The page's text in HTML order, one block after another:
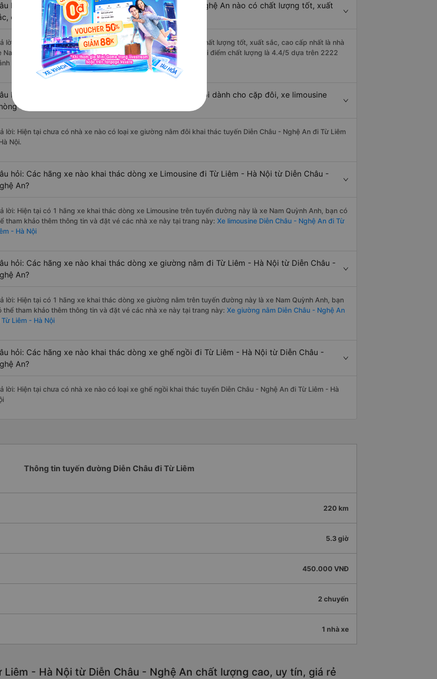
hỏi: Review xe đi Từ Liêm - Hà Nội từ Diễn Châu - Nghệ An nào có chất lượng tốt, xuất
cao cấp nhất?
lời: Những hãng xe đi Diễn Châu - Nghệ An Từ Liêm - Hà Nội chất lượng tốt, xuất sắc, cao cấp nhất là nhà
Nam Quỳnh Anh đi Từ Liêm - Hà Nội từ Diễn Châu - Nghệ An với điểm chất lượng là 4.4/5 dựa trên 2222
giá của khách hàng).
hỏi: Có loại xe Diễn Châu - Nghệ An Từ Liêm - Hà Nội dành cho cặp đôi, xe limousine
đôi không?
lời: Hiện tại chưa có nhà xe nào có loại xe giường nằm đôi khai thác tuyến Diễn Châu - Nghệ An đi Từ Liêm
Nội.
hỏi: Các hãng xe nào khai thác dòng xe Limousine đi Từ Liêm - Hà Nội từ Diễn Châu -
An?
lời: Hiện tại có 1 hãng xe khai thác dòng xe Limousine trên tuyến đường này là xe Nam Quỳnh Anh, bạn có
tham khảo thêm thông tin và đặt vé các nhà xe này tại trang này: Xe limousine Diễn Châu - Nghệ An đi Từ
- Hà Nội
hỏi: Các hãng xe nào khai thác dòng xe giường nằm đi Từ Liêm - Hà Nội từ Diễn Châu -
An?
lời: Hiện tại có 1 hãng xe khai thác dòng xe giường nằm trên tuyến đường này là xe Nam Quỳnh Anh, bạn
thể tham khảo thêm thông tin và đặt vé các nhà xe này tại trang này: Xe giường nằm Diễn Châu - Nghệ An
Liêm - Hà Nội
hỏi: Các hãng xe nào khai thác dòng xe ghế ngồi đi Từ Liêm - Hà Nội từ Diễn Châu -
An?
lời: Hiện tại chưa có nhà xe nào có loại xe ghế ngồi khai thác tuyến Diễn Châu - Nghệ An đi Từ Liêm - Hà
Thông tin tuyến đường Diễn Châu đi Từ Liêm
220 km
5.3 giờ
450.000 VNĐ
2 chuyến
1 nhà xe
Liêm - Hà Nội từ Diễn Châu - Nghệ An chất lượng cao, uy tín, giá rẻ